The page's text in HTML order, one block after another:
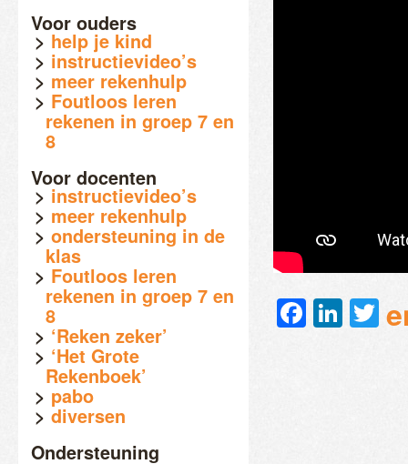
Voor ouders
help je kind
instructievideo’s
meer rekenhulp
Foutloos leren
rekenen in groep 7 en
8
Voor docenten
instructievideo’s
meer rekenhulp
ondersteuning in de
klas
Foutloos leren
rekenen in groep 7 en
8
‘Reken zeker’
‘Het Grote
Rekenboek’
pabo
diversen
Ondersteuning